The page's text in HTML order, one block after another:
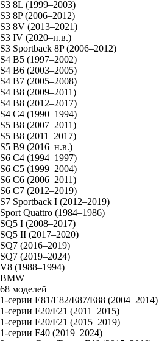
S3 8L (1999–2003)
S3 8P (2006–2012)
S3 8V (2013–2021)
S3 IV (2020–н.в.)
S3 Sportback 8P (2006–2012)
S4 B5 (1997–2002)
S4 B6 (2003–2005)
S4 B7 (2005–2008)
S4 B8 (2009–2011)
S4 B8 (2012–2017)
S4 C4 (1990–1994)
S5 B8 (2007–2011)
S5 B8 (2011–2017)
S5 B9 (2016–н.в.)
S6 C4 (1994–1997)
S6 C5 (1999–2004)
S6 C6 (2006–2011)
S6 C7 (2012–2019)
S7 Sportback I (2012–2019)
Sport Quattro (1984–1986)
SQ5 I (2008–2017)
SQ5 II (2017–2020)
SQ7 (2016–2019)
SQ7 (2019–2024)
V8 (1988–1994)
BMW
68 моделей
1-серии E81/E82/E87/E88 (2004–2014)
1-серии F20/F21 (2011–2015)
1-серии F20/F21 (2015–2019)
1-серии F40 (2019–2024)